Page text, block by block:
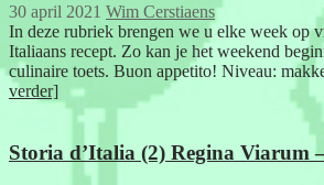
30 april 2021 Wim Cerstiaens
In deze rubriek brengen we u elke week op
Italiaans recept. Zo kan je het weekend
culinaire toets. Buon appetito! Niveau:
verder]
Storia d’Italia (2) Regina Viarum